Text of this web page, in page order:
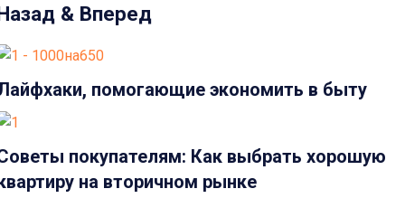
& Вперед
помогающие экономить в быту
покупателям: Как выбрать хорошую
на вторичном рынке